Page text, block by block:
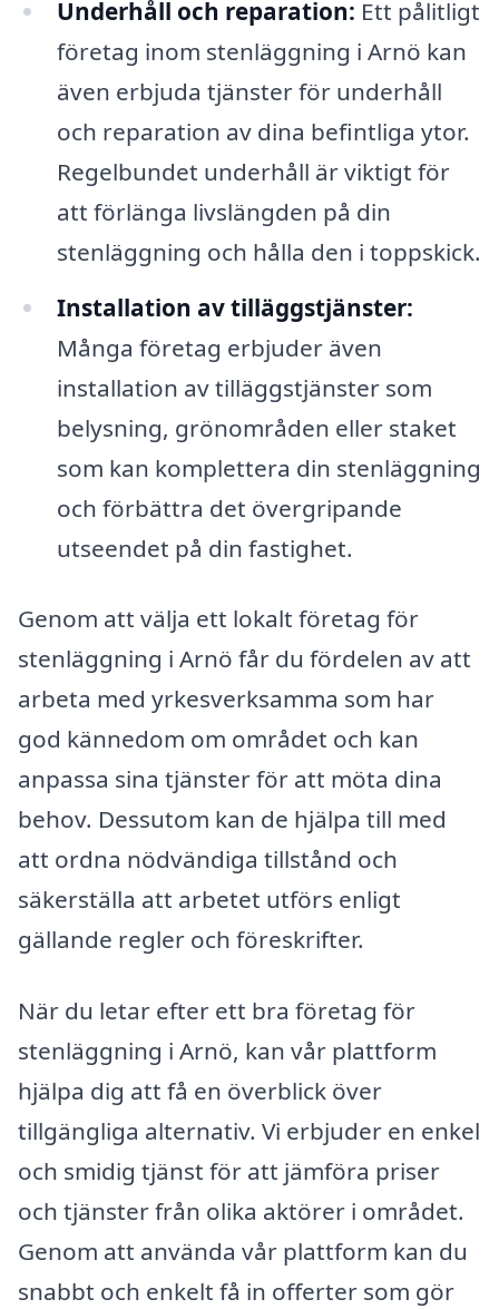
Underhåll och reparation: Ett pålitligt
företag inom stenläggning i Arnö kan
även erbjuda tjänster för underhåll
och reparation av dina befintliga ytor.
Regelbundet underhåll är viktigt för
att förlänga livslängden på din
stenläggning och hålla den i toppskick.
Installation av tilläggstjänster:
Många företag erbjuder även
installation av tilläggstjänster som
belysning, grönområden eller staket
som kan komplettera din stenläggning
och förbättra det övergripande
utseendet på din fastighet.
Genom att välja ett lokalt företag för
stenläggning i Arnö får du fördelen av att
arbeta med yrkesverksamma som har
god kännedom om området och kan
anpassa sina tjänster för att möta dina
behov. Dessutom kan de hjälpa till med
att ordna nödvändiga tillstånd och
säkerställa att arbetet utförs enligt
gällande regler och föreskrifter.
När du letar efter ett bra företag för
stenläggning i Arnö, kan vår plattform
hjälpa dig att få en överblick över
tillgängliga alternativ. Vi erbjuder en enkel
och smidig tjänst för att jämföra priser
och tjänster från olika aktörer i området.
Genom att använda vår plattform kan du
snabbt och enkelt få in offerter som gör